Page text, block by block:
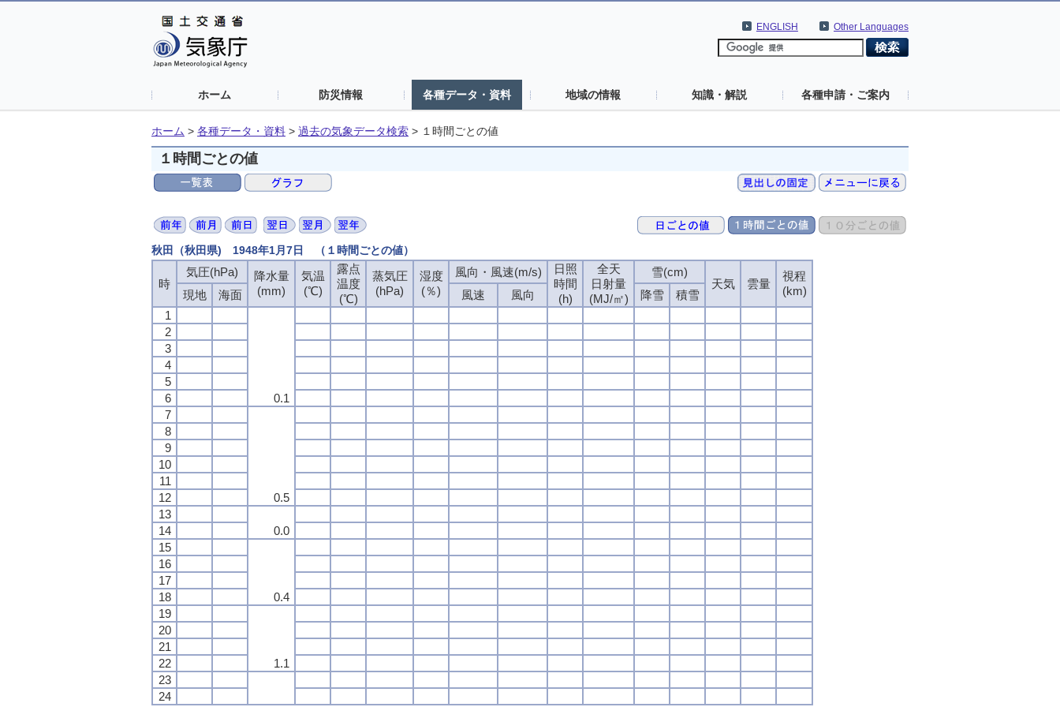
Other Languages
ENGLISH
ホーム 防災情報 各種データ・資料 地域の情報 知識・解説 各種申請・ご案内
ホーム > 各種データ・資料 > 過去の気象データ検索 > １時間ごとの値
１時間ごとの値
秋田（秋田県) 1948年1月7日 （１時間ごとの値）
時
気圧(hPa)
降水量
(mm)
気温
(℃)
露点
温度
(℃)
蒸気圧
(hPa)
湿度
(％)
風向・風速(m/s)
日照
時間
(h)
全天
日射量
(MJ/㎡)
雪(cm)
天気
雲量
視程
(km)
現地 海面 風速 風向 降雪
積雪
1
0.1
2
3
4
5
6
7
0.5
8
9
10
11
12
13
0.0
14
15
0.4
16
17
18
19
1.1
20
21
22
23
24